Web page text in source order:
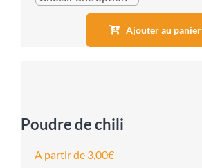
Ajouter au panier
Poudre de chili
A partir de 3,00€